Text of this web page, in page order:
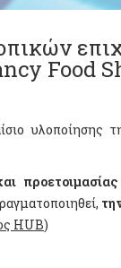
Food
προετοιμασίας
HUB)